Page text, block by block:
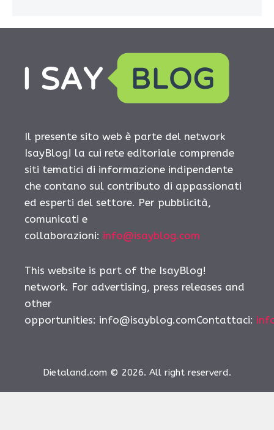
Il presente sito web è parte del network
IsayBlog! la cui rete editoriale comprende
siti tematici di informazione indipendente
che contano sul contributo di appassionati
ed esperti del settore. Per pubblicità,
comunicati e
collaborazioni: info@isayblog.com
This website is part of the IsayBlog!
network. For advertising, press releases and
other
opportunities: info@isayblog.comContattaci:
Dietaland.com © 2026. All right reserverd.